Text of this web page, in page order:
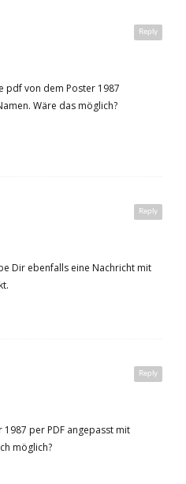
Reply
pdf von dem Poster 1987
Wäre das möglich?
Reply
Dir ebenfalls eine Nachricht mit
Reply
per PDF angepasst mit
möglich?